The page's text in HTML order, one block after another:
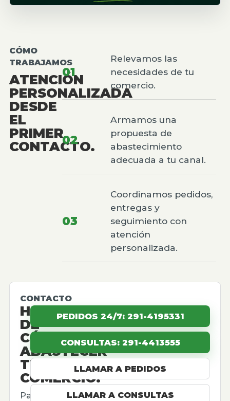
CÓMO
TRABAJAMOS
ATENCIÓN
PERSONALIZADA
DESDE
EL
PRIMER
CONTACTO.
01
Relevamos las
necesidades de tu
comercio.
02
Armamos una
propuesta de
abastecimiento
adecuada a tu canal.
03
Coordinamos pedidos,
entregas y
seguimiento con
atención
personalizada.
CONTACTO
HABLEMOS
DE
CÓMO
ABASTECER
TU
COMERCIO.
Para
PEDIDOS 24/7: 291-4195331
CONSULTAS: 291-4413555
LLAMAR A PEDIDOS
LLAMAR A CONSULTAS